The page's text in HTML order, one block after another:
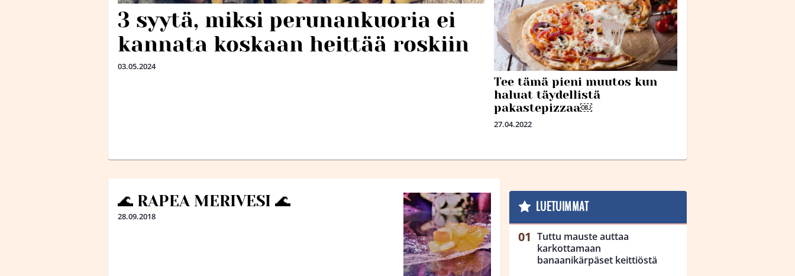
3 syytä, miksi perunankuoria ei
kannata koskaan heittää roskiin
03.05.2024
Tee tämä pieni muutos kun
haluat täydellistä
pakastepizzaa￼
27.04.2022
🌊 RAPEA MERIVESI 🌊
28.09.2018
LUETUIMMAT
Tuttu mauste auttaa
karkottamaan
banaanikärpäset keittiöstä